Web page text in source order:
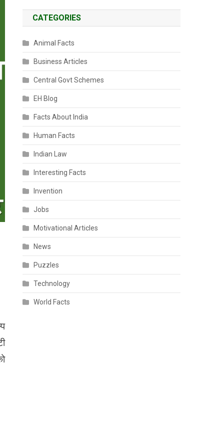
CATEGORIES
Animal Facts
Business Articles
Central Govt Schemes
EH Blog
Facts About India
Human Facts
Indian Law
Interesting Facts
Invention
Jobs
Motivational Articles
News
Puzzles
Technology
World Facts